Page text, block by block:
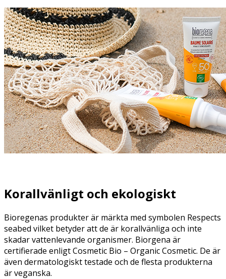
Korallvänligt och ekologiskt
Bioregenas produkter är märkta med symbolen Respects
seabed vilket betyder att de är korallvänliga och inte
skadar vattenlevande organismer. Biorgena är
certifierade enligt Cosmetic Bio – Organic Cosmetic. De är
även dermatologiskt testade och de flesta produkterna
är veganska.